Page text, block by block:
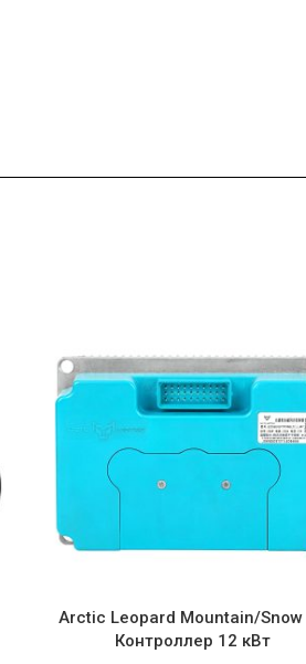
Arctic Leopard Mountain/Snow
Контроллер 12 кВт